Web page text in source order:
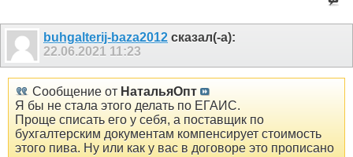
buhgalterij-baza2012 сказал(-а):
22.06.2021 11:23
Сообщение от НатальяОпт
Я бы не стала этого делать по ЕГАИС.
Проще списать его у себя, а поставщик по
бухгалтерским документам компенсирует стоимость
этого пива. Ну или как у вас в договоре это прописано